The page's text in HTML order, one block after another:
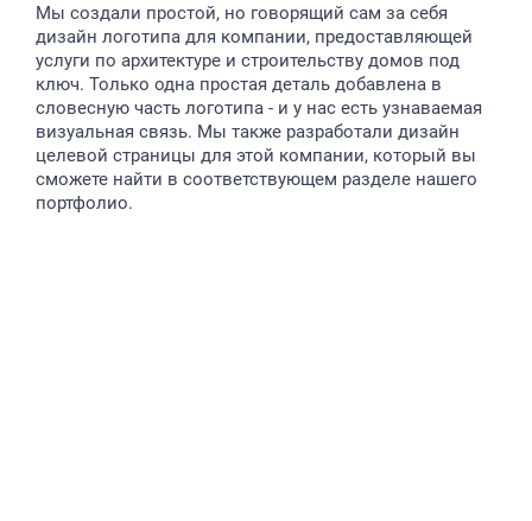
Мы создали простой, но говорящий сам за себя
дизайн логотипа для компании, предоставляющей
услуги по архитектуре и строительству домов под
ключ. Только одна простая деталь добавлена в
словесную часть логотипа - и у нас есть узнаваемая
визуальная связь. Мы также разработали дизайн
целевой страницы для этой компании, который вы
сможете найти в соответствующем разделе нашего
портфолио.